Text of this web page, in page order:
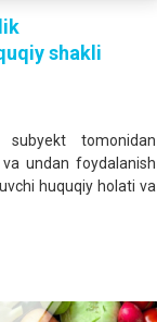
shakli
subyekt tomonidan
undan foydalanish
huquqiy holati va